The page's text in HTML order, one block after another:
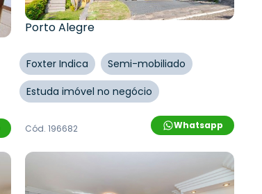
Rua Adriano Pereira da Silva,Vila Nova,
Porto Alegre
Foxter Indica
Semi-mobiliado
Estuda imóvel no negócio
Whatsapp
Cód. 196682
R$ 1.880.000,00